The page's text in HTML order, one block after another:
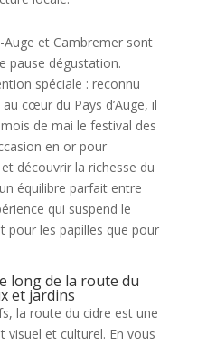
et Cambremer sont
pause dégustation.
spéciale : reconnu
cœur du Pays d’Auge, il
de mai le festival des
en or pour
découvrir la richesse du
équilibre parfait entre
qui suspend le
pour les papilles que pour
long de la route du
et jardins
la route du cidre est une
visuel et culturel. En vous